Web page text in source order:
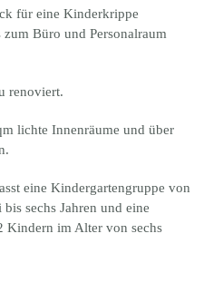
für eine Kinderkrippe
zum Büro und Personalraum
renoviert.
lichte Innenräume und über
eine Kindergartengruppe von
sechs Jahren und eine
Kindern im Alter von sechs